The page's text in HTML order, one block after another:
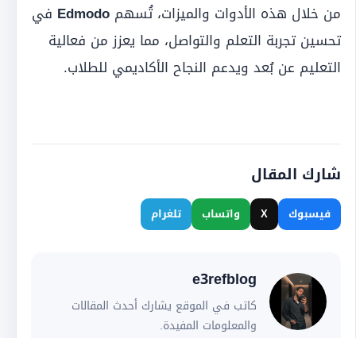
من خلال هذه الأدوات والميزات، تُسهم Edmodo في
تحسين تجربة التعلم والتواصل، مما يعزز من فعالية
التعليم عن بُعد ويدعم النجاح الأكاديمي للطلاب.
شارك المقال
فيسبوك X واتساب تلغرام
e3refblog
كاتب في الموقع يشارك أحدث المقالات
والمعلومات المفيدة.